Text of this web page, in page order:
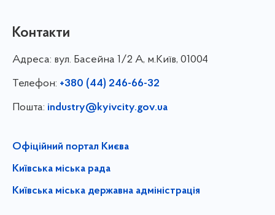
Контакти
Адреса: вул. Басейна 1/⁠2 А, м.Київ, 01004
Телефон: +380 (44) 246-66-32
Пошта: industry@kyivcity.gov.ua
Офіційний портал Києва
Київська міська рада
Київська міська державна адміністрація